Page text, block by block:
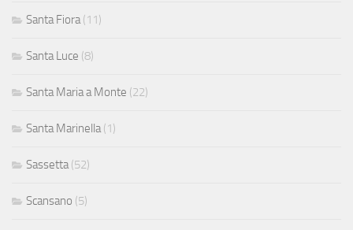
Santa Fiora (11)
Santa Luce (8)
Santa Maria a Monte (22)
Santa Marinella (1)
Sassetta (52)
Scansano (5)